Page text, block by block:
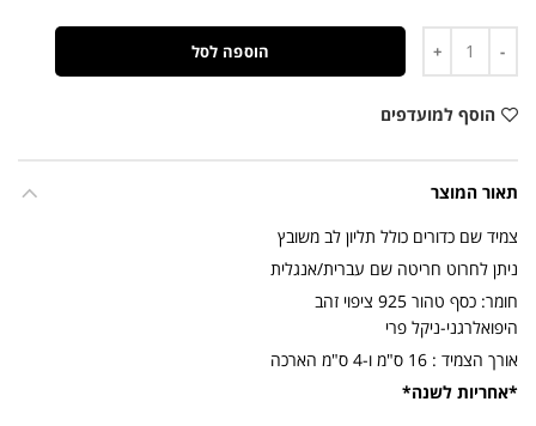
הוספה לסל
הוסף למועדפים
תאור המוצר
צמיד שם כדורים כולל תליון לב משובץ
ניתן לחרוט חריטה שם עברית/אנגלית
חומר: כסף טהור 925 ציפוי זהב
היפואלרגני-ניקל פרי
אורך הצמיד : 16 ס"מ ו-4 ס"מ הארכה
*אחריות לשנה*